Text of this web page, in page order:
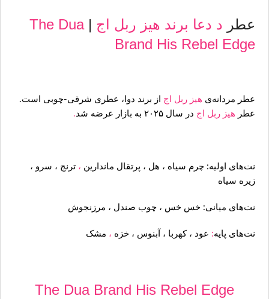
عطر د دعا برند هیز ربل اج |
The Dua
Brand His Rebel Edge
عطر مردانه‌ی هیز ربل اج از برند دوا، عطری شرقی-چوبی است.
عطر هیز ربل اج در سال ۲۰۲۵ به بازار عرضه شد .
نت‌های اولیه‌: چرم سیاه ، هل ، پرتقال ماندارین ، ترنج ، سرو ،
زیره سیاه
نت‌های میانی: خس خس ، چوب صندل ، مرزنجوش
نت‌های پایه‌: عود ، کهربا ، آبنوس ، خزه ، مشک
The Dua Brand His Rebel Edge